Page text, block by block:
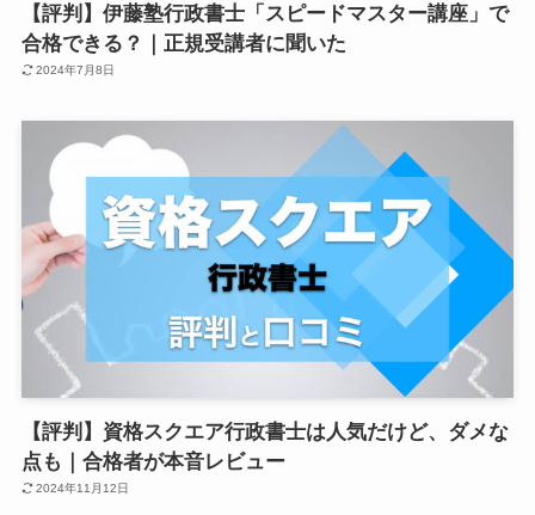
【評判】伊藤塾行政書士「スピードマスター講座」で
合格できる？｜正規受講者に聞いた
2024年7月8日
【評判】資格スクエア行政書士は人気だけど、ダメな
点も｜合格者が本音レビュー
2024年11月12日